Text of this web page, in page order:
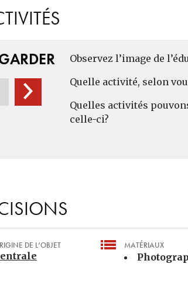
Observez l’image de
Quelle activité, selon
Quelles activités
celle-ci?
DE L’OBJET MATÉRIAUX